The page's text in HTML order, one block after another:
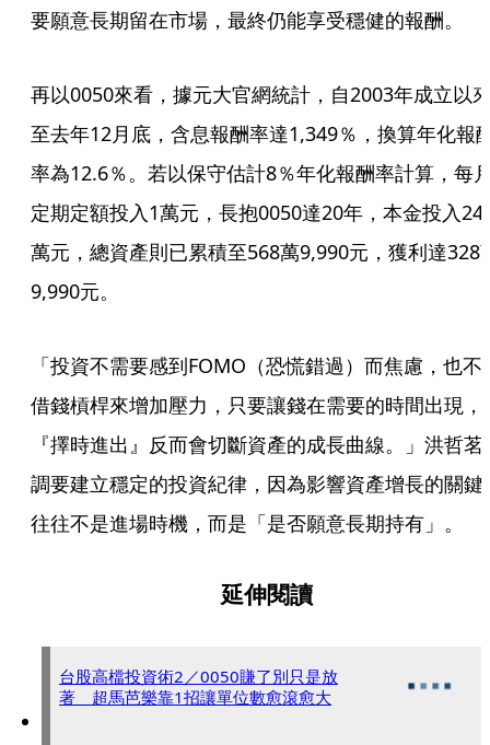
要願意長期留在市場，最終仍能享受穩健的報酬。
再以0050來看，據元大官網統計，自2003年成立以
至去年12月底，含息報酬率達1,349％，換算年化報
率為12.6％。若以保守估計8％年化報酬率計算，每
定期定額投入1萬元，長抱0050達20年，本金投入
萬元，總資產則已累積至568萬9,990元，獲利達328
9,990元。
「投資不需要感到FOMO（恐慌錯過）而焦慮，也不
借錢槓桿來增加壓力，只要讓錢在需要的時間出現，
『擇時進出』反而會切斷資產的成長曲線。」洪哲茗
調要建立穩定的投資紀律，因為影響資產增長的關鍵
往往不是進場時機，而是「是否願意長期持有」。
延伸閱讀
台股高檔投資術2／0050賺了別只是放
著 超馬芭樂靠1招讓單位數愈滾愈大